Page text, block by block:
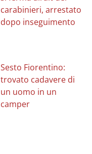
carabinieri, arrestato
dopo inseguimento
Sesto Fiorentino:
trovato cadavere di
un uomo in un
camper